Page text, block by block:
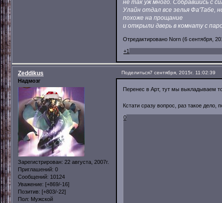
не так уж много. Собравшись с
Улайн отдал все зелья Фа'Табе,
похоже на прощание
и открыли дверь в комнату с
Отредактировано Norn (6 сентября,
+1
Поделиться7 сентября, 2015г. 11:02:39
Zeddikus
Надмозг
Зарегистрирован: 22 августа, 2007г.
Приглашений: 0
Сообщений: 10124
Уважение: [+869/-16]
Позитив: [+803/-22]
Пол: Мужской
Перенес в Арт, тут мы выкладываем
Кстати сразу вопрос, раз такое
0